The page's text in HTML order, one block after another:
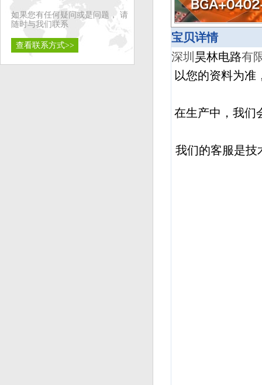
如果您有任何疑问或是问题， 请
随时与我们联系
查看联系方式>>
宝贝详情
深圳 昊林电路有
以您的资料为准
在生产中，我们
我们的客服是技